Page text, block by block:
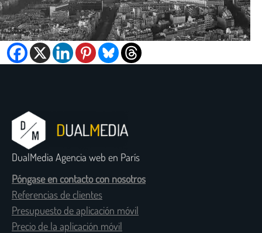
DualMedia Agencia web en París
Póngase en contacto con nosotros
Referencias de clientes
Presupuesto de aplicación móvil
Precio de la aplicación móvil